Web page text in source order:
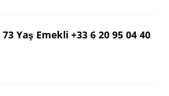
Yaş Emekli +33 6 20 95 04 40